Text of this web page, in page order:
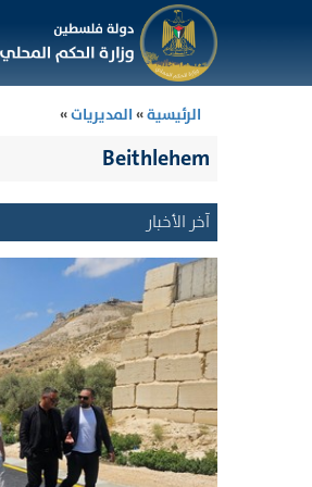
الرئيسية»المديريات»
Beithlehem
آخر الأخبار